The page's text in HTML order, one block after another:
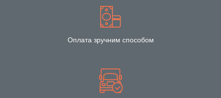
Оплата зручним способом